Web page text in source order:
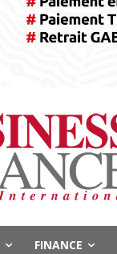
FINANCE